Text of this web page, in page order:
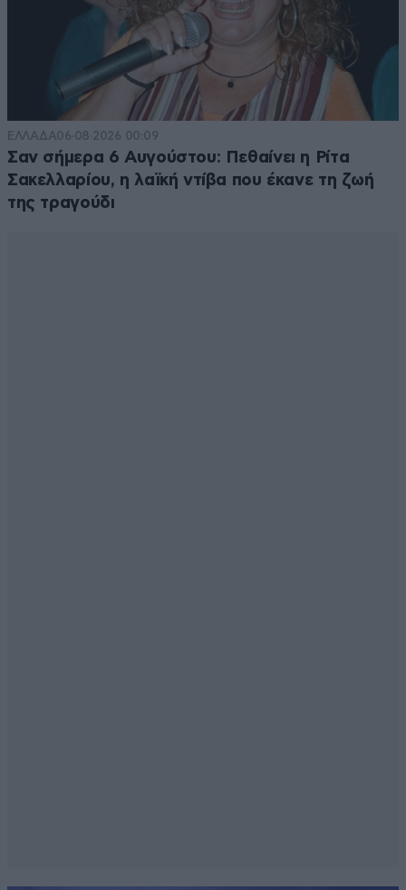
ΕΛΛΑΔΑ06·08·2026 00:09
Σαν σήμερα 6 Αυγούστου: Πεθαίνει η Ρίτα
Σακελλαρίου, η λαϊκή ντίβα που έκανε τη ζωή
της τραγούδι